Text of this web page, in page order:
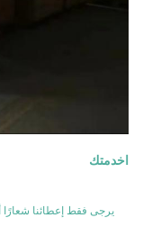
اخدمتك
يرجى فقط إعطائنا شعارًا